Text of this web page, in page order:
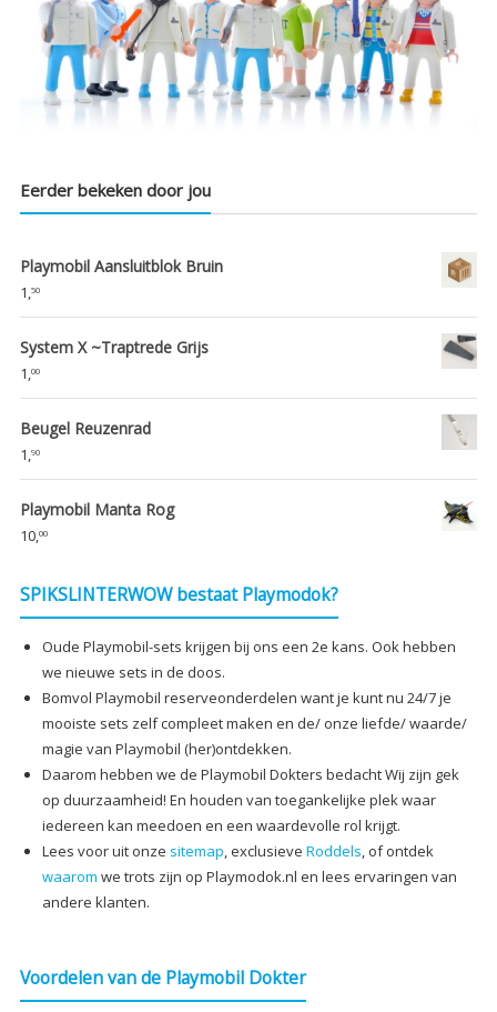
Eerder bekeken door jou
Playmobil Aansluitblok Bruin
1,50
System X ~Traptrede Grijs
1,00
Beugel Reuzenrad
1,90
Playmobil Manta Rog
10,00
SPIKSLINTERWOW bestaat Playmodok?
Oude Playmobil-sets krijgen bij ons een 2e kans. Ook hebben
we nieuwe sets in de doos.
Bomvol Playmobil reserveonderdelen want je kunt nu 24/7 je
mooiste sets zelf compleet maken en de/ onze liefde/ waarde/
magie van Playmobil (her)ontdekken.
Daarom hebben we de Playmobil Dokters bedacht Wij zijn gek
op duurzaamheid! En houden van toegankelijke plek waar
iedereen kan meedoen en een waardevolle rol krijgt.
Lees voor uit onze sitemap, exclusieve Roddels, of ontdek
waarom we trots zijn op Playmodok.nl en lees ervaringen van
andere klanten.
Voordelen van de Playmobil Dokter